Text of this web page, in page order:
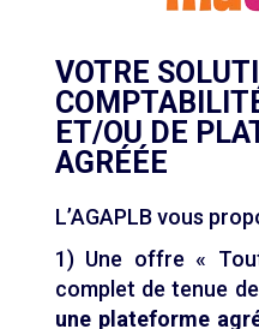
VOTRE
ET/OU DE
AGRÉÉE
L’AGAPLB vous
1) Une offre «
complet de tenue
une plateforme